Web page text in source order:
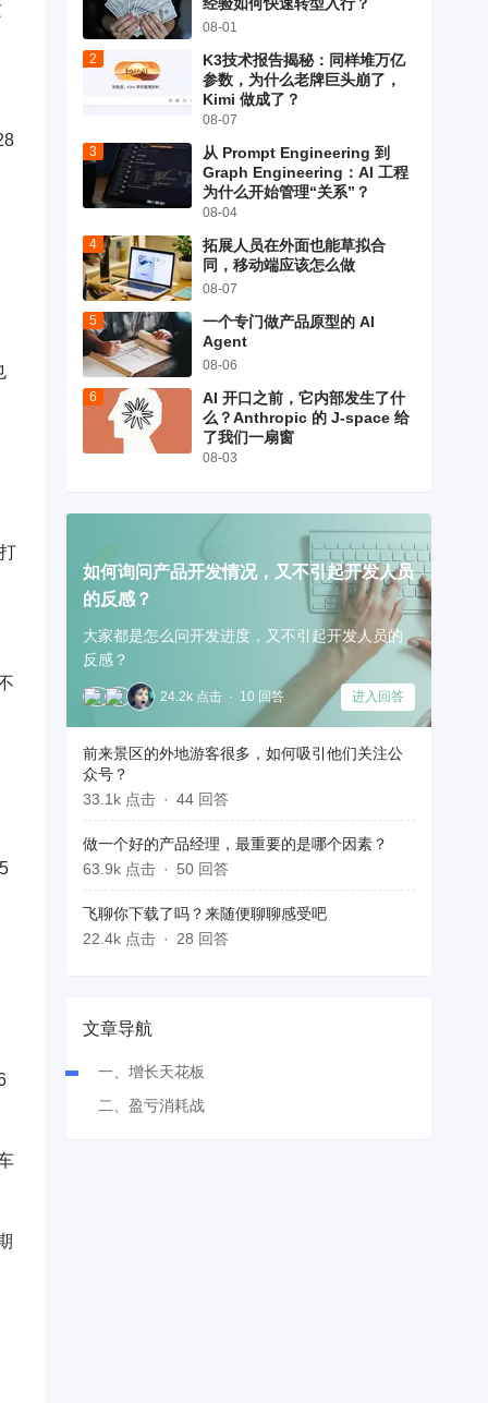
08-01
K3技术报告揭秘：同样堆万亿
参数，为什么老牌巨头崩了，
Kimi 做成了？
08-07
从 Prompt Engineering 到
Graph Engineering：AI 工程
为什么开始管理“关系”？
08-04
拓展人员在外面也能草拟合
同，移动端应该怎么做
08-07
一个专门做产品原型的 AI
Agent
08-06
AI 开口之前，它内部发生了什
么？Anthropic 的 J-space 给
了我们一扇窗
08-03
如何询问产品开发情况，又不引起开发人员
的反感？
大家都是怎么问开发进度，又不引起开发人员的
反感？
24.2k 点击 10 回答 进入回答
前来景区的外地游客很多，如何吸引他们关注公
众号？
33.1k 点击
44 回答
做一个好的产品经理，最重要的是哪个因素？
63.9k 点击
50 回答
飞聊你下载了吗？来随便聊聊感受吧
22.4k 点击
28 回答
文章导航
一、增长天花板
二、盈亏消耗战